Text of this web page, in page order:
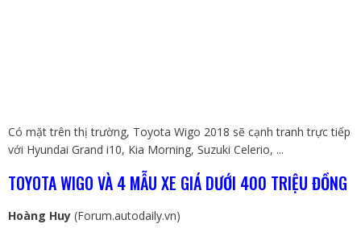
Có mặt trên thị trường, Toyota Wigo 2018 sẽ cạnh tranh trực tiếp
với Hyundai Grand i10, Kia Morning, Suzuki Celerio, ...
TOYOTA WIGO VÀ 4 MẪU XE GIÁ DƯỚI 400 TRIỆU ĐỒNG
Hoàng Huy (Forum.autodaily.vn)